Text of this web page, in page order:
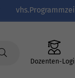
Dozenten-